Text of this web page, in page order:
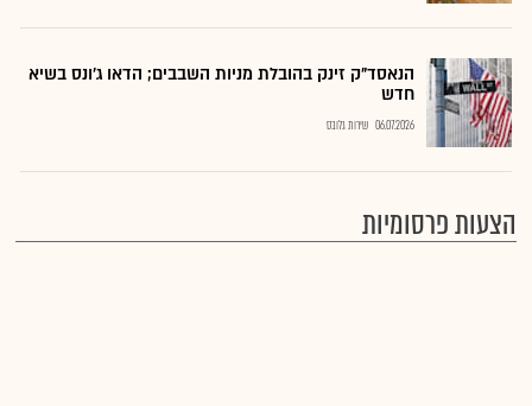
הנאסד"ק זינק בהובלת מניות השבבים; הדאו ג'ונס בשיא
חדש
06.07.2026 שירות גלובס
הצעות פרסומיות